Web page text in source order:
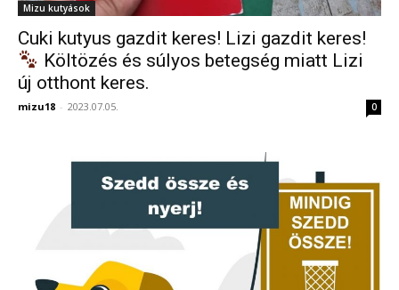
Mizu kutyások
Cuki kutyus gazdit keres! Lizi gazdit keres!
Költözés és súlyos betegség miatt Lizi
új otthont keres.
mizu18 - 2023.07.05. 0